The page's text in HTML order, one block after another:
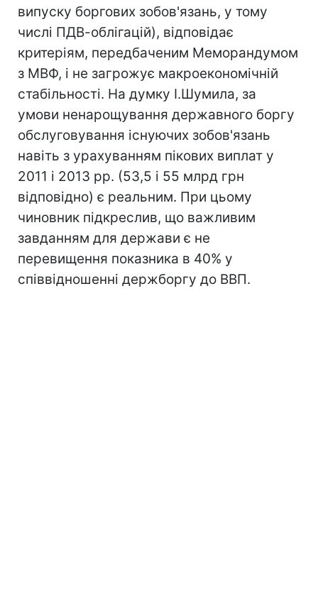
випуску боргових зобов'язань, у тому
числі ПДВ-облігацій), відповідає
критеріям, передбаченим Меморандумом
з МВФ, і не загрожує макроекономічній
стабільності. На думку І.Шумила, за
умови ненарощування державного боргу
обслуговування існуючих зобов'язань
навіть з урахуванням пікових виплат у
2011 і 2013 рр. (53,5 і 55 млрд грн
відповідно) є реальним. При цьому
чиновник підкреслив, що важливим
завданням для держави є не
перевищення показника в 40% у
співвідношенні держборгу до ВВП.